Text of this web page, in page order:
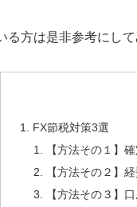
る方は是非参考にして
FX節税対策3選
【方法その１】
【方法その２】
【方法その３】